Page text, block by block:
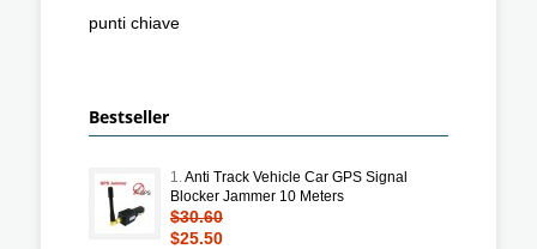
punti chiave
Bestseller
1.Anti Track Vehicle Car GPS Signal
Blocker Jammer 10 Meters
$30.60
$25.50